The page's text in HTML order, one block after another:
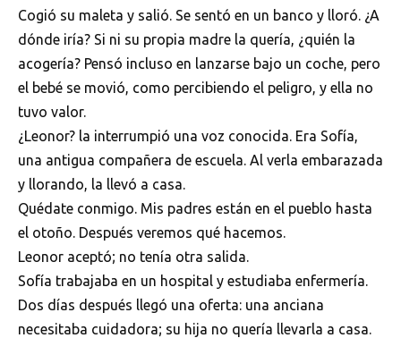
Cogió su maleta y salió. Se sentó en un banco y lloró. ¿A
dónde iría? Si ni su propia madre la quería, ¿quién la
acogería? Pensó incluso en lanzarse bajo un coche, pero
el bebé se movió, como percibiendo el peligro, y ella no
tuvo valor.
¿Leonor? la interrumpió una voz conocida. Era Sofía,
una antigua compañera de escuela. Al verla embarazada
y llorando, la llevó a casa.
Quédate conmigo. Mis padres están en el pueblo hasta
el otoño. Después veremos qué hacemos.
Leonor aceptó; no tenía otra salida.
Sofía trabajaba en un hospital y estudiaba enfermería.
Dos días después llegó una oferta: una anciana
necesitaba cuidadora; su hija no quería llevarla a casa.